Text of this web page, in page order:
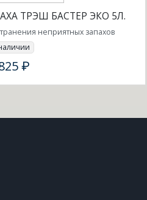
ТРЭШ БАСТЕР ЭКО 5Л.
неприятных запахов
₽